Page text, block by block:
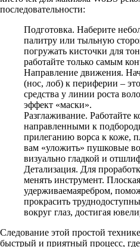
последовательности:
Подготовка. Наберите
палитру или тыльную
погружать кисточки для
работайте только самым
Направление движения.
(нос, лоб) к периферии –
средства у линии роста
эффект «маски».
Разглаживание. Работайте
направленными к
прилеганию ворса к коже,
вам «уложить» пушковые
визуально гладкой и
Детализация. Для
менять инструмент.
удерживаемаяребром,
прокрасить
вокруг глаз, достигая
Следование этой простой
быстрый и приятный процесс,